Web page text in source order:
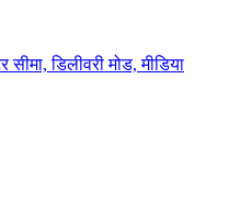
डिलीवरी मोड, मीडिया